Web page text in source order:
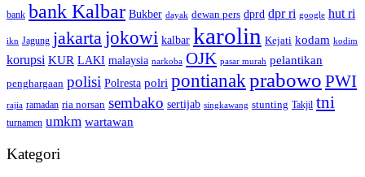
bank bank Kalbar Bukber dayak dewan pers dprd dpr ri google hut ri
ikn Jagung jakarta jokowi kalbar karolin Kejati kodam kodim
korupsi KUR LAKI malaysia narkoba OJK pasar murah pelantikan
penghargaan polisi Polresta polri pontianakprabowo PWI
rajia ramadan ria norsan sembako sertijab singkawang stunting Takjil tni
turnamen umkm wartawan
Kategori